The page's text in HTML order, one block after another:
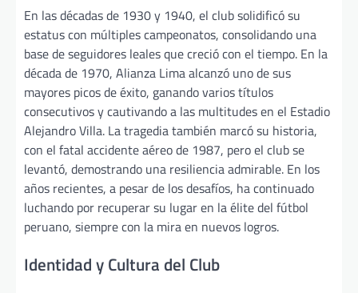
En las décadas de 1930 y 1940, el club solidificó su
estatus con múltiples campeonatos, consolidando una
base de seguidores leales que creció con el tiempo. En la
década de 1970, Alianza Lima alcanzó uno de sus
mayores picos de éxito, ganando varios títulos
consecutivos y cautivando a las multitudes en el Estadio
Alejandro Villa. La tragedia también marcó su historia,
con el fatal accidente aéreo de 1987, pero el club se
levantó, demostrando una resiliencia admirable. En los
años recientes, a pesar de los desafíos, ha continuado
luchando por recuperar su lugar en la élite del fútbol
peruano, siempre con la mira en nuevos logros.
Identidad y Cultura del Club